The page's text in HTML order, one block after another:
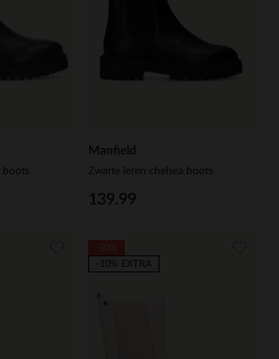
boots
Manfield
Zwarte leren chelsea boots
139.99
-10% EXTRA